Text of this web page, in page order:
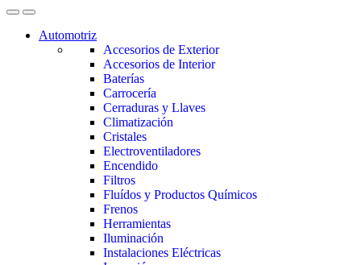
Automotriz
Accesorios de Exterior
Accesorios de Interior
Baterías
Carrocería
Cerraduras y Llaves
Climatización
Cristales
Electroventiladores
Encendido
Filtros
Fluídos y Productos Químicos
Frenos
Herramientas
Iluminación
Instalaciones Eléctricas